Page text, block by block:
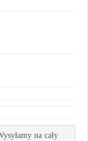
na cały